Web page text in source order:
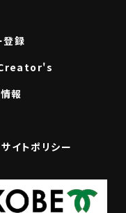
登録
報
サイトポリシー